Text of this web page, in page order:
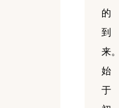
的
到
来。
始
于